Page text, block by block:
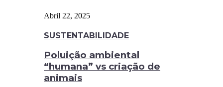
Abril 22, 2025
SUSTENTABILIDADE
Poluição ambiental
“humana” vs criação de
animais